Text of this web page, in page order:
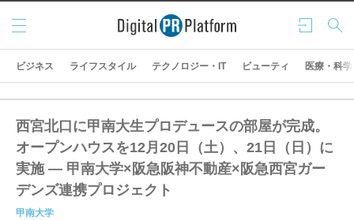
ログ
イン
検索
メニ
ュー
ビジネス ライフスタイル テクノロジー・IT ビューティ 医療・科学
西宮北口に甲南大生プロデュースの部屋が完成。
オープンハウスを12月20日（土）、21日（日）に
実施 ― 甲南大学×阪急阪神不動産×阪急西宮ガー
デンズ連携プロジェクト
甲南大学